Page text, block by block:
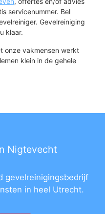
servicenummer. Bel
Gevelreiniging
klaar.
onze vakmensen werkt
klein in de gehele
Nigtevecht
gevelreinigingsbedrijf
in heel Utrecht.